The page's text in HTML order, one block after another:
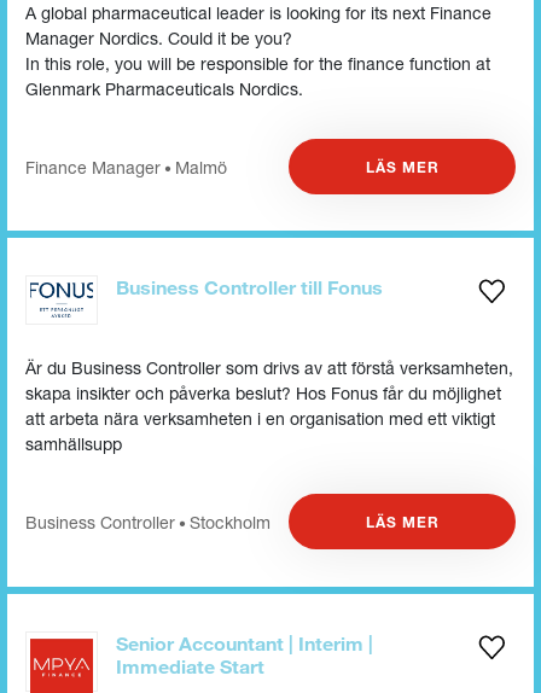
A global pharmaceutical leader is looking for its next Finance
Manager Nordics. Could it be you?
In this role, you will be responsible for the finance function at
Glenmark Pharmaceuticals Nordics.
Finance Manager • Malmö LÄS MER
Business Controller till Fonus
Är du Business Controller som drivs av att förstå verksamheten,
skapa insikter och påverka beslut? Hos Fonus får du möjlighet
att arbeta nära verksamheten i en organisation med ett viktigt
samhällsupp
Business Controller • Stockholm LÄS MER
Senior Accountant | Interim |
Immediate Start